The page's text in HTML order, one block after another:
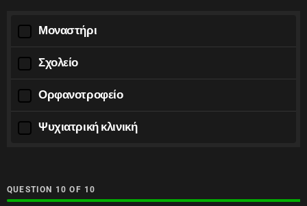
Μοναστήρι
Σχολείο
Ορφανοτροφείο
Ψυχιατρική κλινική
QUESTION OF 10